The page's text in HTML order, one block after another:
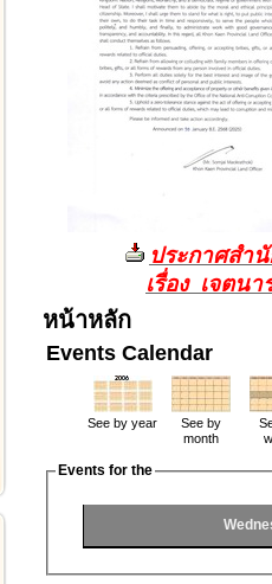
ประกาศสำ
เรื่อง เจตน
หน้าหลัก
Events Calendar
See by year
See by
month
Events for the